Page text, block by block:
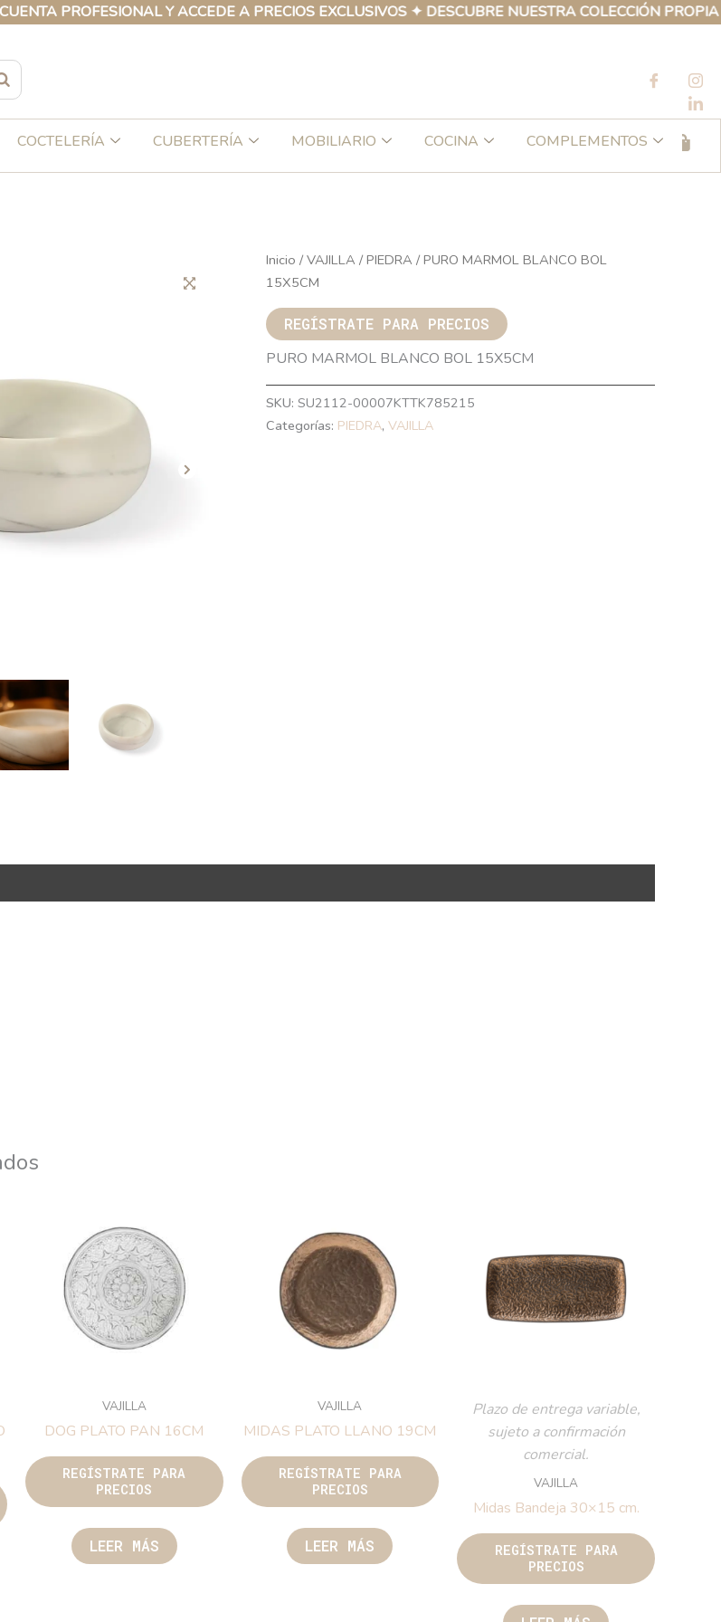
PROFESIONAL Y ACCEDE A PRECIOS EXCLUSIVOS ✦ DESCUBRE NUESTRA COLECCIÓN PROPIA DE
COCTELERÍA CUBERTERÍA MOBILIARIO COCINA
COMPLEMENTOS
Inicio / VAJILLA / PIEDRA / PURO MARMOL BLANCO BOL
15X5CM
REGÍSTRATE PARA PRECIOS
PURO MARMOL BLANCO BOL 15X5CM
SKU: SU2112-00007KTTK785215
Categorías: PIEDRA, VAJILLA
VAJILLA
DOG PLATO PAN 16CM
REGÍSTRATE PARA
PRECIOS
LEER MÁS
VAJILLA
MIDAS PLATO LLANO 19CM
REGÍSTRATE PARA
PRECIOS
LEER MÁS
Plazo de entrega variable,
sujeto a confirmación
comercial.
VAJILLA
Midas Bandeja 30×15 cm.
REGÍSTRATE PARA
PRECIOS